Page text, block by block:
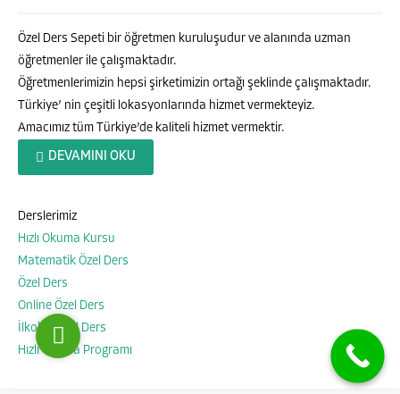
Özel Ders Sepeti bir öğretmen kuruluşudur ve alanında uzman
öğretmenler ile çalışmaktadır.
Öğretmenlerimizin hepsi şirketimizin ortağı şeklinde çalışmaktadır.
Türkiye’ nin çeşitli lokasyonlarında hizmet vermekteyiz.
Amacımız tüm Türkiye’de kaliteli hizmet vermektir.
DEVAMINI OKU
Derslerimiz
Hızlı Okuma Kursu
Matematik Özel Ders
Özel Ders
Online Özel Ders
İlkokul Özel Ders
Hızlı Okuma Programı
Özel Ders Sepeti